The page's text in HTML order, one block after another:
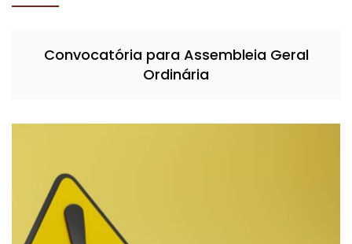
Convocatória para Assembleia Geral
Ordinária